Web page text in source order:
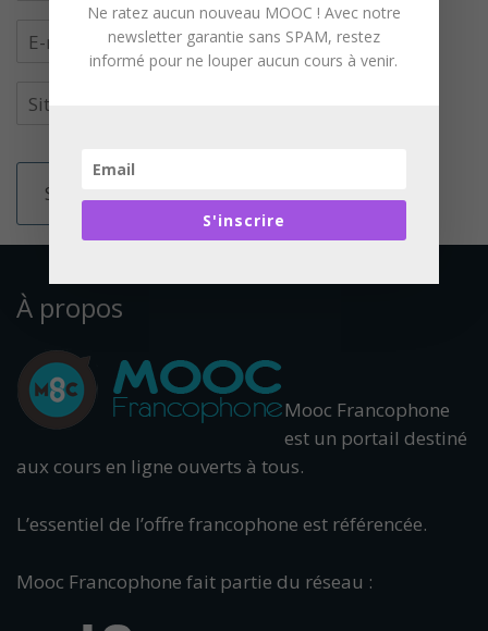
À propos
Mooc Francophone
est un portail destiné
aux cours en ligne ouverts à tous.
L’essentiel de l’offre francophone est référencée.
Mooc Francophone fait partie du réseau :
Ne ratez aucun nouveau MOOC ! Avec notre
newsletter garantie sans SPAM, restez
informé pour ne louper aucun cours à venir.
S'inscrire